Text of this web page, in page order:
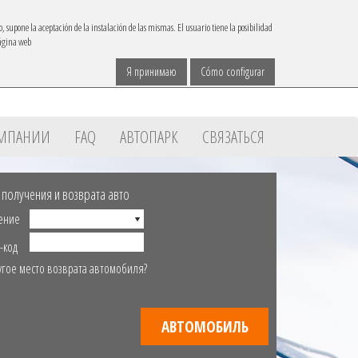
la aceptación de la instalación de las mismas. El usuario tiene la posibilidad
web
Cómo configurar
Я принимаю
FAQ АВТОПАРК СВЯЗАТЬСЯ
и возврата авто
место возврата автомобиля?
АВТОМОБИЛЬ